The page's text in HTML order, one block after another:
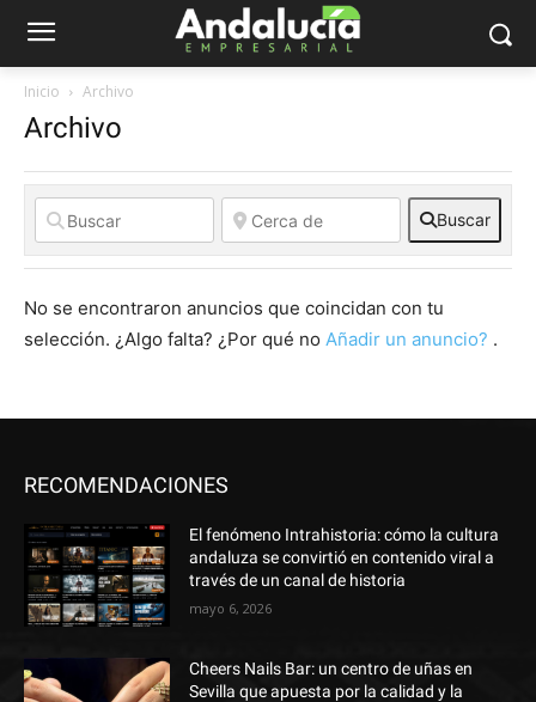
Inicio Archivo
Archivo
Buscar
No se encontraron anuncios que coincidan con tu
selección. ¿Algo falta? ¿Por qué no Añadir un anuncio? .
RECOMENDACIONES
El fenómeno Intrahistoria: cómo la cultura
andaluza se convirtió en contenido viral a
través de un canal de historia
mayo 6, 2026
Cheers Nails Bar: un centro de uñas en
Sevilla que apuesta por la calidad y la